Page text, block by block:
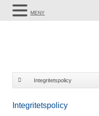
Integritetspolicy
Integritetspolicy
MENY